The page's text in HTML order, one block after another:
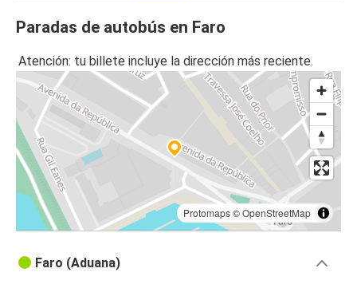
Paradas de autobús en Faro
Atención: tu billete incluye la dirección más reciente.
Protomaps©OpenStreetMap
Faro (Aduana)